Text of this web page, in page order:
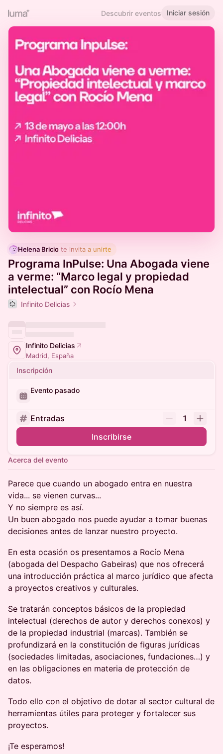
Descubrir eventos Iniciar sesión
Helena Bricio te invita a unirte
Programa InPulse: Una Abogada viene
a verme: “Marco legal y propiedad
intelectual” con Rocío Mena
Infinito Delicias
Infinito Delicias
Madrid, España
Inscripción
Evento pasado
Entradas
1
Inscribirse
Acerca del evento
Parece que cuando un abogado entra en nuestra
vida... se vienen curvas...
Y no siempre es así.
Un buen abogado nos puede ayudar a tomar buenas
decisiones antes de lanzar nuestro proyecto.
En esta ocasión os presentamos a Rocío Mena
(abogada del Despacho Gabeiras) que nos ofrecerá
una introducción práctica al marco jurídico que afecta
a proyectos creativos y culturales.
Se tratarán conceptos básicos de la propiedad
intelectual (derechos de autor y derechos conexos) y
de la propiedad industrial (marcas). También se
profundizará en la constitución de figuras jurídicas
(sociedades limitadas, asociaciones, fundaciones…) y
en las obligaciones en materia de protección de
datos.
Todo ello con el objetivo de dotar al sector cultural de
herramientas útiles para proteger y fortalecer sus
proyectos.
¡Te esperamos!